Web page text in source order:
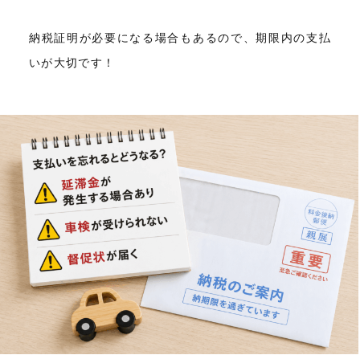
納税証明が必要になる場合もあるので、期限内の支払
いが大切です！